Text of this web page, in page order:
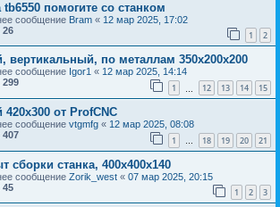
tb6550 помогите со станком
сообщение Bram « 12 мар 2025, 17:02
26 1 2
вертикальный, по металлам 350х200х200
сообщение Igor1 « 12 мар 2025, 14:14
299 1 12 13 14 15
от ProfCNC
сообщение vtgmfg « 12 мар 2025, 08:08
407 1 … 18 19 20 21
сборки станка, 400х400х140
сообщение Zorik_west « 07 мар 2025, 20:15
45 1 2 3